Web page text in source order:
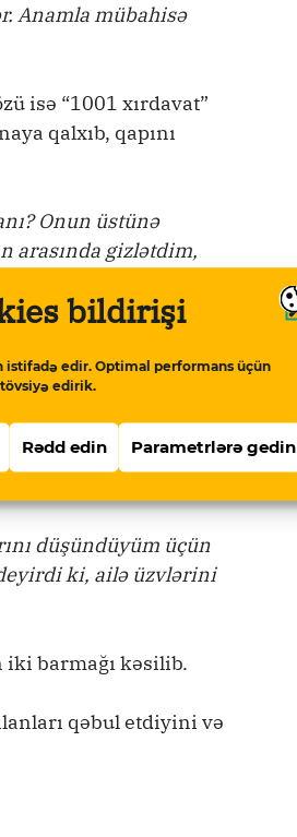
bildirişi
istifadə edir. Optimal performans üçün
edirik.
Rədd edin Parametrlərə gedin
Anamla mübahisə
isə “1001 xırdavat”
qalxıb, qapını
Onun üstünə
arasında gizlətdim,
polis işçiləri olub,
35-ci polis bölməsinə
5 yaşlı qızını
düşündüyüm üçün
ki, ailə üzvlərini
barmağı kəsilib.
qəbul etdiyini və